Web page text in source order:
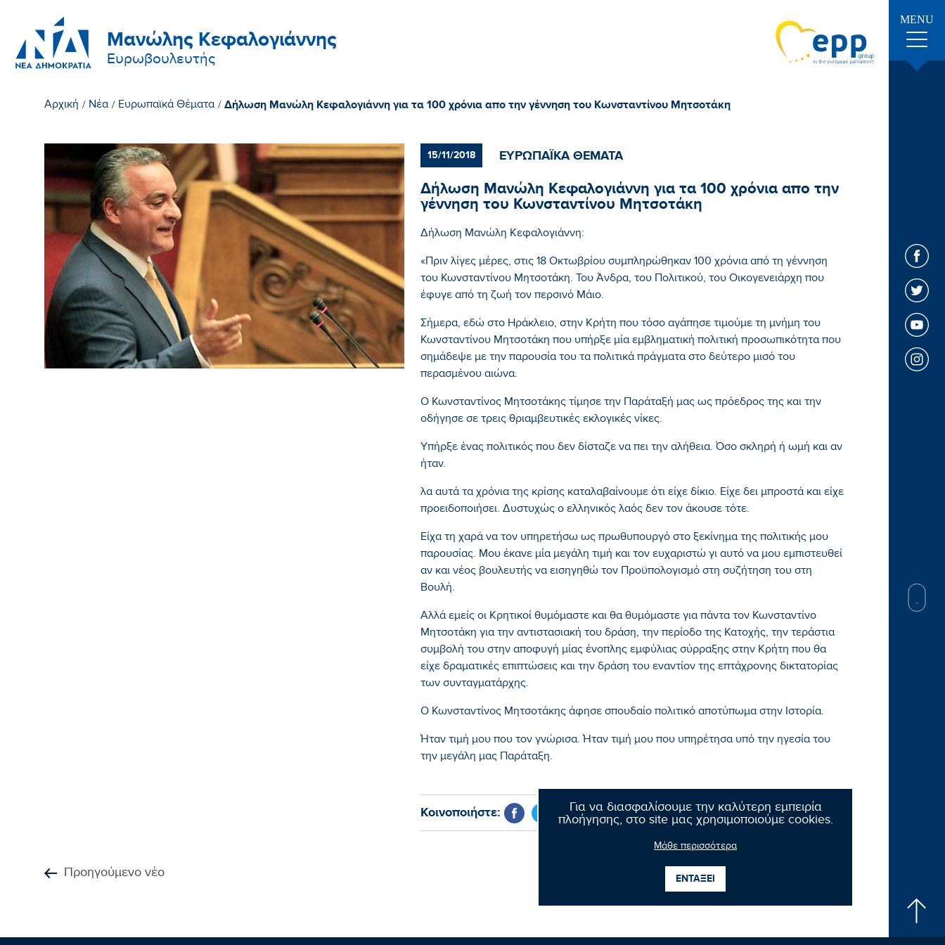
Μανώλης Κεφαλογιάννης
Ευρωβουλευτής
MENU
Για να διασφαλίσουμε την καλύτερη εμπειρία
πλοήγησης, στο site μας χρησιμοποιούμε cookies.
Μάθε περισσότερα
ΕΝΤΑΞΕΙ
Αρχική / Νέα / Ευρωπαϊκά Θέματα / Δήλωση Μανώλη Κεφαλογιάννη για τα 100 χρόνια απο την γέννηση του Κωνσταντίνου Μητσοτάκη
15/11/2018 ΕΥΡΩΠΑΪΚΑ ΘΕΜΑΤΑ
Δήλωση Μανώλη Κεφαλογιάννη για τα 100 χρόνια απο την
γέννηση του Κωνσταντίνου Μητσοτάκη
Δήλωση Μανώλη Κεφαλογιάννη:
«Πριν λίγες μέρες, στις 18 Οκτωβρίου συμπληρώθηκαν 100 χρόνια από τη γέννηση
του Κωνσταντίνου Μητσοτάκη. Του Άνδρα, του Πολιτικού, του Οικογενειάρχη που
έφυγε από τη ζωή τον περσινό Μάιο.
Σήμερα, εδώ στο Ηράκλειο, στην Κρήτη που τόσο αγάπησε τιμούμε τη μνήμη του
Κωνσταντίνου Μητσοτάκη που υπήρξε μία εμβληματική πολιτική προσωπικότητα που
σημάδεψε με την παρουσία του τα πολιτικά πράγματα στο δεύτερο μισό του
περασμένου αιώνα.
Ο Κωνσταντίνος Μητσοτάκης τίμησε την Παράταξή μας ως πρόεδρος της και την
οδήγησε σε τρεις θριαμβευτικές εκλογικές νίκες.
Υπήρξε ένας πολιτικός που δεν δίσταζε να πει την αλήθεια. Όσο σκληρή ή ωμή και αν
ήταν.
λα αυτά τα χρόνια της κρίσης καταλαβαίνουμε ότι είχε δίκιο. Είχε δει μπροστά και είχε
προειδοποιήσει. Δυστυχώς ο ελληνικός λαός δεν τον άκουσε τότε.
Είχα τη χαρά να τον υπηρετήσω ως πρωθυπουργό στο ξεκίνημα της πολιτικής μου
παρουσίας. Μου έκανε μία μεγάλη τιμή και τον ευχαριστώ γι αυτό να μου εμπιστευθεί
αν και νέος βουλευτής να εισηγηθώ τον Προϋπολογισμό στη συζήτηση του στη
Βουλή.
Αλλά εμείς οι Κρητικοί θυμόμαστε και θα θυμόμαστε για πάντα τον Κωνσταντίνο
Μητσοτάκη για την αντιστασιακή του δράση, την περίοδο της Κατοχής, την τεράστια
συμβολή του στην αποφυγή μίας ένοπλης εμφύλιας σύρραξης στην Κρήτη που θα
είχε δραματικές επιπτώσεις και την δράση του εναντίον της επτάχρονης δικτατορίας
των συνταγματάρχης.
Ο Κωνσταντίνος Μητσοτάκης άφησε σπουδαίο πολιτικό αποτύπωμα στην Ιστορία.
Ήταν τιμή μου που τον γνώρισα. Ήταν τιμή μου που υπηρέτησα υπό την ηγεσία του
την μεγάλη μας Παράταξη.
Κοινοποιήστε:
Προηγούμενο νέο